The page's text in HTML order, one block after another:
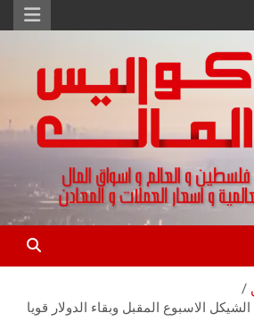
و تقارير اسواق المال و العملات
الاسبوع المقبل وبقاء الدولار قويا